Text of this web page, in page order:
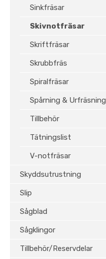
Sinkfräsar
Skivnotfräsar
Skriftfräsar
Skrubbfräs
Spiralfräsar
Spårning & Urfräsning
Tillbehör
Tätningslist
V-notfräsar
Skyddsutrustning
Slip
Sågblad
Sågklingor
Tillbehör/Reservdelar